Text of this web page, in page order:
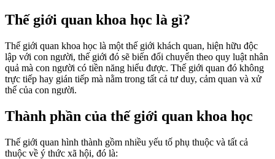
Thế giới quan khoa học là gì?
Thế giới quan khoa học là một thế giới khách quan, hiện hữu độc
lập với con người, thế giới đó sẽ biến đổi chuyển theo quy luật nhân
quả mà con người có tiền năng hiểu được. Thế giới quan đó không
trực tiếp hay gián tiếp mà nằm trong tất cả tư duy, cảm quan và xử
thế của con người.
Thành phần của thế giới quan khoa học
Thế giới quan hình thành gồm nhiều yếu tố phụ thuộc và tất cả
thuộc về ý thức xã hội, đó là: